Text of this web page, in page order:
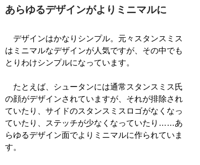
あらゆるデザインがよりミニマルに
デザインはかなりシンプル。元々スタンスミス
はミニマルなデザインが人気ですが、その中でも
とりわけシンプルになっています。
たとえば、シュータンには通常スタンスミス氏
の顔がデザインされていますが、それが排除され
ていたり、サイドのスタンスミスロゴがなくなっ
ていたり、ステッチが少なくなっていたり……あ
らゆるデザイン面でよりミニマルに作られていま
す。